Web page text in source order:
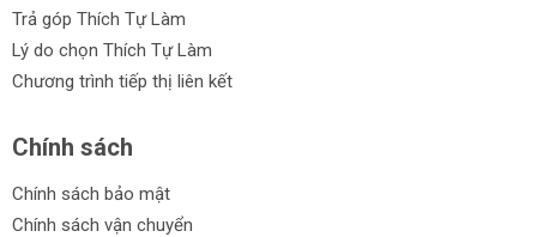
Trả góp Thích Tự Làm
Lý do chọn Thích Tự Làm
Chương trình tiếp thị liên kết
Chính sách
Chính sách bảo mật
Chính sách vận chuyển